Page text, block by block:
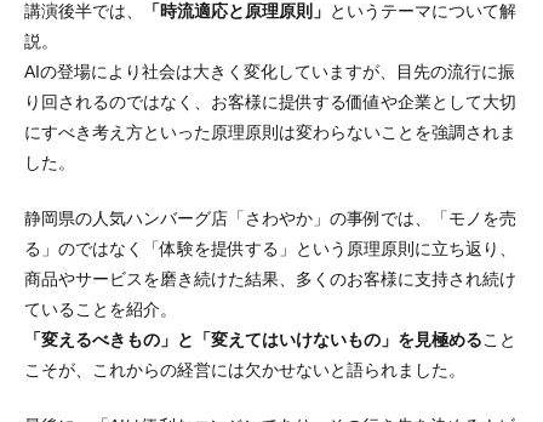
講演後半では、 「時流適応と原理原則」 というテーマについて解
説。
AIの登場により社会は大きく変化していますが、目先の流行に振
り回されるのではなく、お客様に提供する価値や企業として大切
にすべき考え方といった原理原則は変わらないことを強調されま
した。
静岡県の人気ハンバーグ店「さわやか」の事例では、「モノを売
る」のではなく「体験を提供する」という原理原則に立ち返り、
商品やサービスを磨き続けた結果、多くのお客様に支持され続け
ていることを紹介。
「変えるべきもの」と「変えてはいけないもの」を見極めること
こそが、これからの経営には欠かせないと語られました。